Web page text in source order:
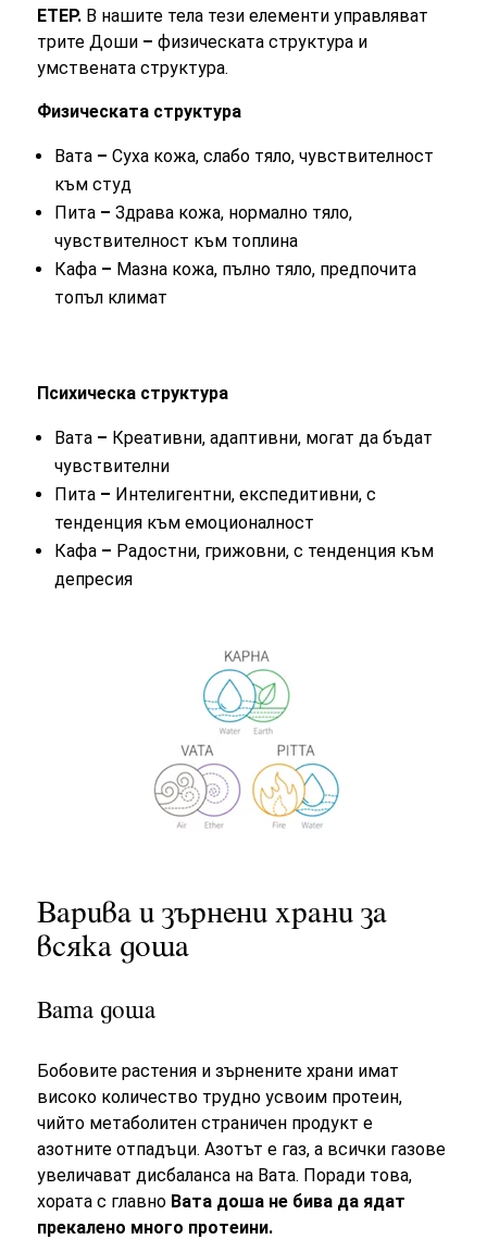
ЕТЕР. В нашите тела тези елементи управляват
трите Доши – физическата структура и
умствената структура.
Физическата структура
Вата – Суха кожа, слабо тяло, чувствителност
към студ
Пита – Здрава кожа, нормално тяло,
чувствителност към топлина
Кафа – Мазна кожа, пълно тяло, предпочита
топъл климат
Психическа структура
Вата – Креативни, адаптивни, могат да бъдат
чувствителни
Пита – Интелигентни, експедитивни, с
тенденция към емоционалност
Кафа – Радостни, грижовни, с тенденция към
депресия
Варива и зърнени храни за
всяка доша
Вата доша
Бобовите растения и зърнените храни имат
високо количество трудно усвоим протеин,
чийто метаболитен страничен продукт е
азотните отпадъци. Азотът е газ, а всички газове
увеличават дисбаланса на Вата. Поради това,
хората с главно Вата доша не бива да ядат
прекалено много протеини.